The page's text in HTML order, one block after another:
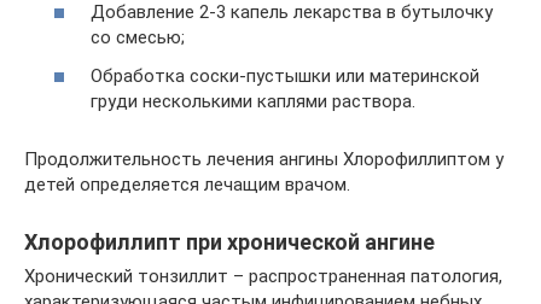
Добавление 2-3 капель лекарства в бутылочку
со смесью;
Обработка соски-пустышки или материнской
груди несколькими каплями раствора.
Продолжительность лечения ангины Хлорофиллиптом у
детей определяется лечащим врачом.
Хлорофиллипт при хронической ангине
Хронический тонзиллит – распространенная патология,